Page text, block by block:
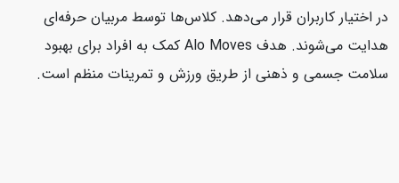
در اختیار کاربران قرار می‌دهد. کلاس‌ها توسط مربیان حرفه‌ای
هدایت می‌شوند. هدف Alo Moves کمک به افراد برای بهبود
سلامت جسمی و ذهنی از طریق ورزش و تمرینات منظم است.